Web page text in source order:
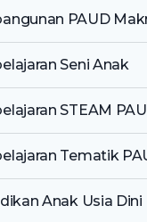
PAUD
Seni Anak
STEAM
Tematik
Anak Usia Dini